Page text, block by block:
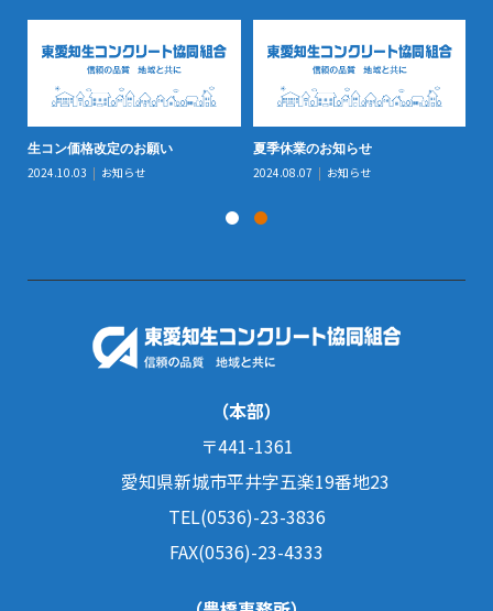
生コン価格改定のお願い
2024.10.03 お知らせ
夏季休業のお知らせ
2024.08.07 お知らせ
（本部）
〒441-1361
愛知県新城市平井字五楽19番地23
TEL(0536)-23-3836
FAX(0536)-23-4333